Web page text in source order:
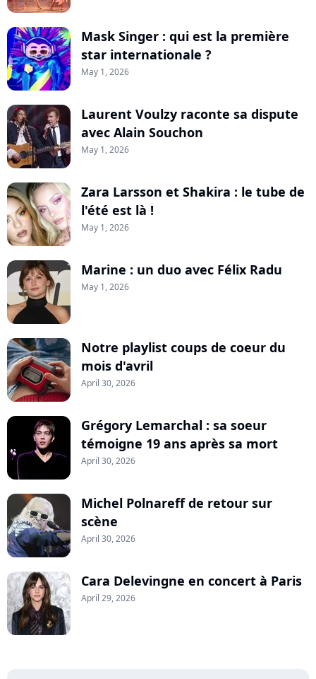
Mask Singer : qui est la première
star internationale ?
May 1, 2026
Laurent Voulzy raconte sa dispute
avec Alain Souchon
May 1, 2026
Zara Larsson et Shakira : le tube de
l'été est là !
May 1, 2026
Marine : un duo avec Félix Radu
May 1, 2026
Notre playlist coups de coeur du
mois d'avril
April 30, 2026
Grégory Lemarchal : sa soeur
témoigne 19 ans après sa mort
April 30, 2026
Michel Polnareff de retour sur
scène
April 30, 2026
Cara Delevingne en concert à Paris
April 29, 2026